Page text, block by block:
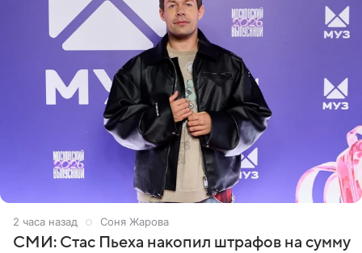
2 часа назад Соня Жарова
СМИ: Стас Пьеха накопил штрафов на сумму